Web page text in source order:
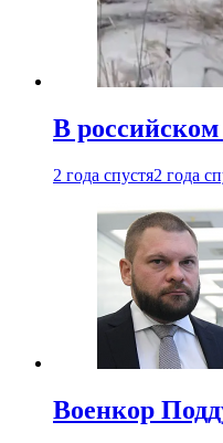
В
2 года спустя2 года
Военкор